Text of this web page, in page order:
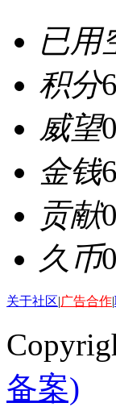
已用
积分
威望0
金钱
贡献0
久币0
关于社区|广告合作|
备案)